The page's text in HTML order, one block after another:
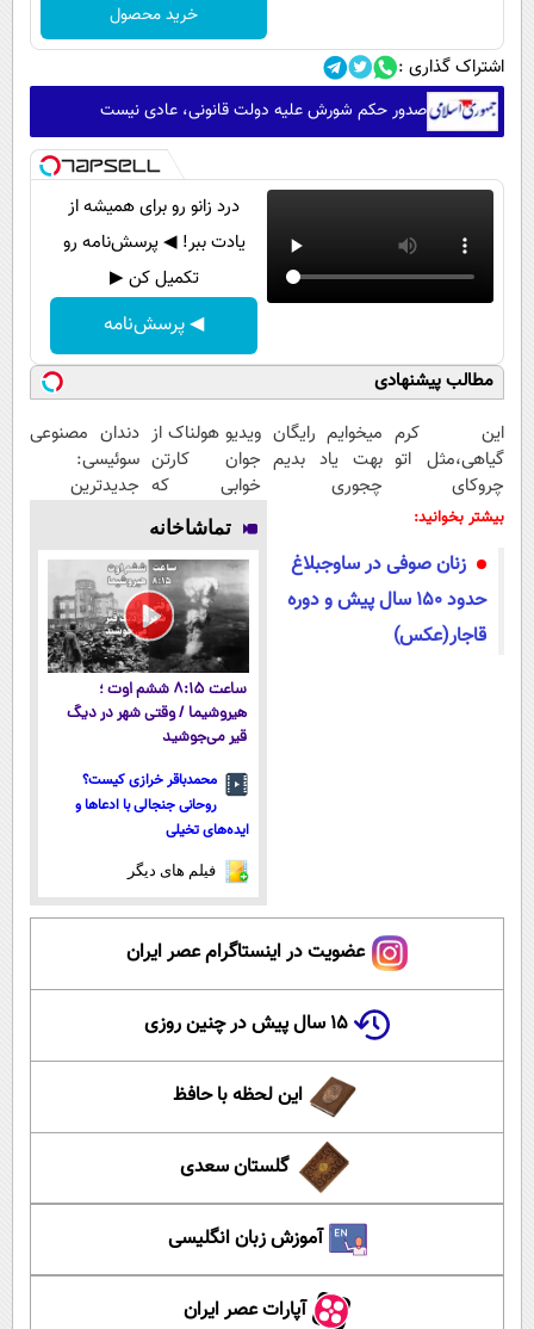
خرید محصول
اشتراک گذاری :
صدور حکم شورش علیه دولت قانونی، عادی نیست
درد زانو رو برای همیشه از
یادت ببر! ◀ پرسش‌نامه رو
تکمیل کن ▶
◀ پرسش‌نامه
مطالب پیشنهادی
این کرم
گیاهی،مثل اتو
چروکای
پوستتوصاف
میخوایم رایگان
بهت یاد بدیم
چجوری
مجانیه
ویدیو هولناک از
جوان کارتن
خوابی که
میلیاردر شد.
آموزش رایگان
دندان مصنوعی
سوئیسی:
جدیدترین
پرداخت قسطی
بیشتر بخوانید:
زنان صوفی در ساوجبلاغ
حدود ۱۵۰ سال پیش و دوره
قاجار(عکس)
تماشاخانه
ساعت ۸:۱۵ ششم اوت ؛
هیروشیما / وقتی شهر در دیگ
قیر می‌جوشید
محمدباقر خرازی کیست؟
روحانی جنجالی با ادعاها و
ایده‌های تخیلی
فیلم های دیگر
عضویت در اینستاگرام عصر ایران
۱۵ سال پیش در چنین روزی
این لحظه با حافظ
گلستان سعدی
آموزش زبان انگلیسی
آپارات عصر ایران